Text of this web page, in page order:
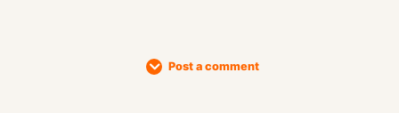
Post a comment